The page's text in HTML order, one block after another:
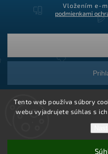
Tento web používa súbory
webu vyjadrujete súhlas s
Vložením e-
podmienkami